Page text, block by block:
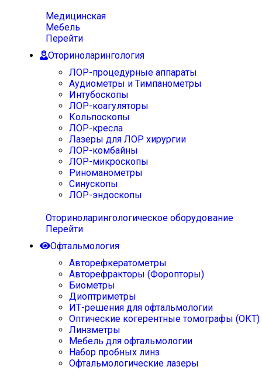
Медицинская
Мебель
Перейти
Оториноларингология
ЛОР-процедурные аппараты
Аудиометры и Тимпанометры
Интубоскопы
ЛОР-коагуляторы
Кольпоскопы
ЛОР-кресла
Лазеры для ЛОР хирургии
ЛОР-комбайны
ЛОР-микроскопы
Риноманометры
Синускопы
ЛОР-эндоскопы
Оториноларингологическое оборудование
Перейти
Офтальмология
Авторефкератометры
Авторефракторы (Форопторы)
Биометры
Диоптриметры
ИТ-решения для офтальмологии
Оптические когерентные томографы (ОКТ)
Линзметры
Мебель для офтальмологии
Набор пробных линз
Офтальмологические лазеры